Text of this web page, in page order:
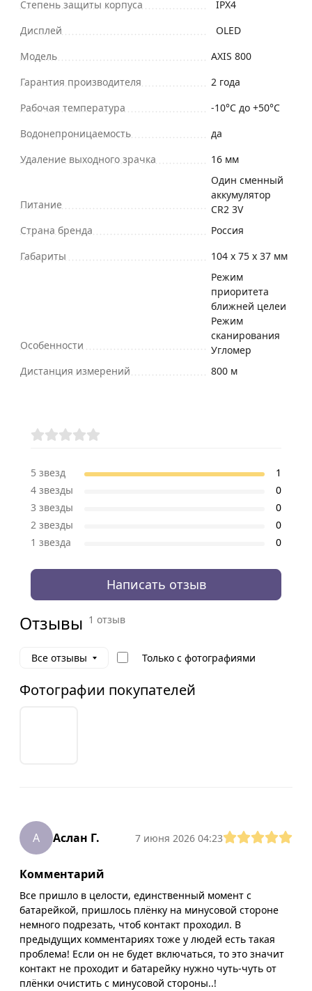
Степень защиты корпуса
IPX4
Дисплей
OLED
Модель
AXIS 800
Гарантия производителя
2 года
Рабочая температура
-10°C до +50°C
Водонепроницаемость
да
Удаление выходного зрачка
16 мм
Питание
Один сменный
аккумулятор
CR2 3V
Страна бренда
Россия
Габариты
104 x 75 х 37 мм
Особенности
Режим
приоритета
ближней целеи
Режим
сканирования
Угломер
Дистанция измерений
800 м
Отзывы (1)
5 звезд
1
4 звезды
0
3 звезды
0
2 звезды
0
1 звезда
0
Написать отзыв
Отзывы 1 отзыв
Все отзывы Только с фотографиями
Фотографии покупателей
А Аслан Г. 7 июня 2026 04:23
Комментарий
Все пришло в целости, единственный момент с
батарейкой, пришлось плёнку на минусовой стороне
немного подрезать, чтоб контакт проходил. В
предыдущих комментариях тоже у людей есть такая
проблема! Если он не будет включаться, то это значит
контакт не проходит и батарейку нужно чуть-чуть от
плёнки очистить с минусовой стороны..!